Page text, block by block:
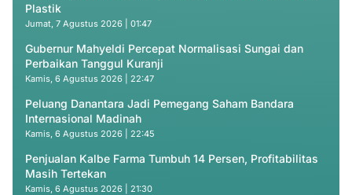
Plastik
Jumat, 7 Agustus 2026 | 01:47
Gubernur Mahyeldi Percepat Normalisasi Sungai dan
Perbaikan Tanggul Kuranji
Kamis, 6 Agustus 2026 | 22:47
Peluang Danantara Jadi Pemegang Saham Bandara
Internasional Madinah
Kamis, 6 Agustus 2026 | 22:45
Penjualan Kalbe Farma Tumbuh 14 Persen, Profitabilitas
Masih Tertekan
Kamis, 6 Agustus 2026 | 21:30